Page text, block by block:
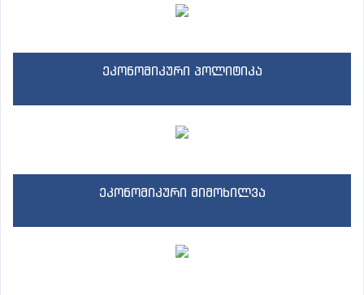
ეკონომიკური პოლიტიკა
ეკონომიკური მიმოხილვა